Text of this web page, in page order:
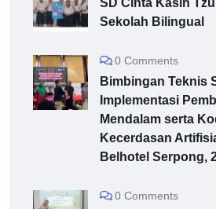
SD Cinta Kasih
Sekolah Bilingual
0 Comments
Bimbingan Teknis
Implementasi
Mendalam serta
Kecerdasan
Belhotel Serpong,
0 Comments